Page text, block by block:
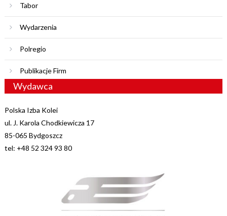
Tabor
Wydarzenia
Polregio
Publikacje Firm
Wydawca
Polska Izba Kolei
ul. J. Karola Chodkiewicza 17
85-065 Bydgoszcz
tel: +48 52 324 93 80